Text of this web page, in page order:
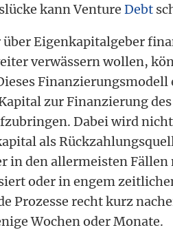
kann Venture Debt
Eigenkapitalgeber
verwässern wollen,
zur Finanzierung
Dabei wird
als
in den allermeisten
oder in engem
Prozesse recht kurz
Wochen oder Monate.